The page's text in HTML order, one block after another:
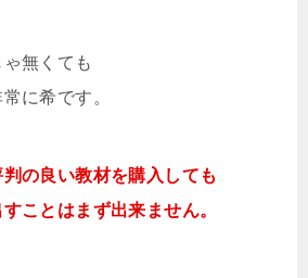
無くても
に希です。
の良い教材を購入しても
ことはまず出来ません。